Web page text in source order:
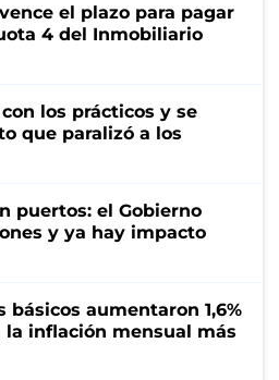
el plazo para pagar
4 del Inmobiliario
los prácticos y se
que paralizó a los
puertos: el Gobierno
y ya hay impacto
básicos aumentaron 1,6%
inflación mensual más